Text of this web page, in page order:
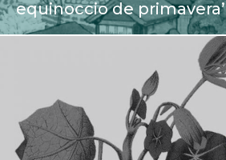
equinoccio de primavera’